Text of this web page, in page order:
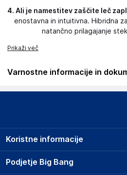
4. Ali je namestitev zaščite leč
enostavna in intuitivna. Hibridna
natančno prilagajanje
Prikaži več
Varnostne informacije in
Podatki o proizvajalcu
3mk
Poljska
Podjetje Big Bang
Koristne informacije
Prodajna mesta